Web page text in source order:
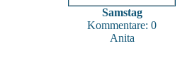
Samstag
Kommentare: 0
Anita